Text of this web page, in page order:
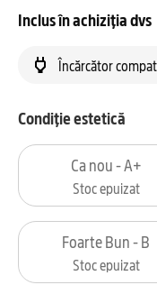
Inclus în achiziția dvs
Încărcător
Condiție estetică
Ca nou - A+
Stoc epuizat
Foarte Bun - B
Stoc epuizat